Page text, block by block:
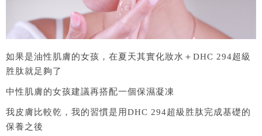
如果是油性肌膚的女孩，在夏天其實化妝水＋DHC 294超級
胜肽就足夠了
中性肌膚的女孩建議再搭配一個保濕凝凍
我皮膚比較乾，我的習慣是用DHC 294超級胜肽完成基礎的
保養之後